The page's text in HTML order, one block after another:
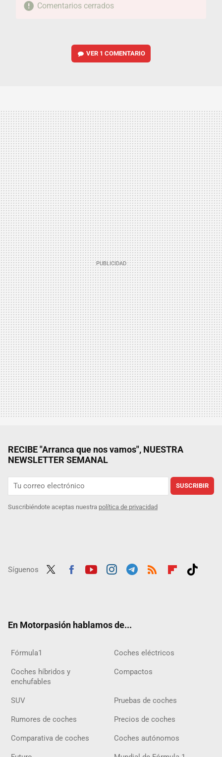
Comentarios cerrados
VER 1 COMENTARIO
RECIBE "Arranca que nos vamos", NUESTRA
NEWSLETTER SEMANAL
SUSCRIBIR
Suscribiéndote aceptas nuestra política de privacidad
Síguenos
En Motorpasión hablamos de...
Fórmula1 Coches eléctricos
Coches híbridos y
enchufables
Compactos
SUV Pruebas de coches
Rumores de coches Precios de coches
Comparativa de coches Coches autónomos